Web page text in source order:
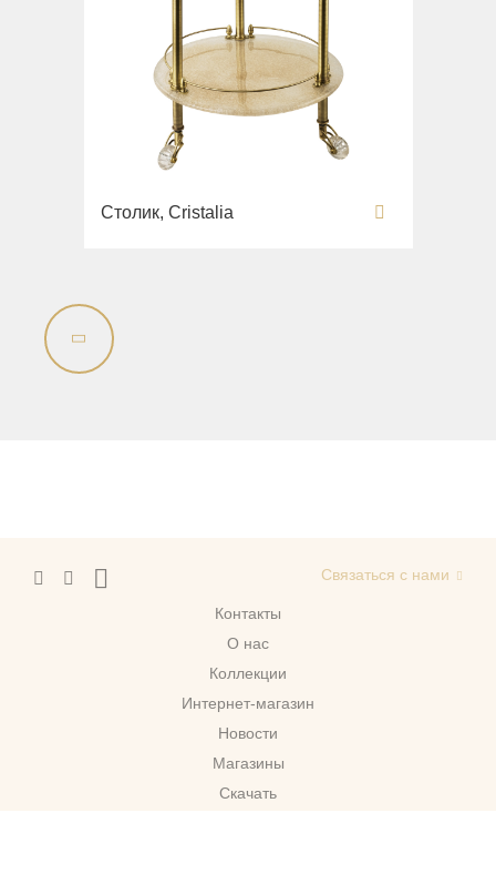
Столик, Cristalia
Контакты
О нас
Коллекции
Интернет-магазин
Новости
Магазины
Скачать
Связаться с нами